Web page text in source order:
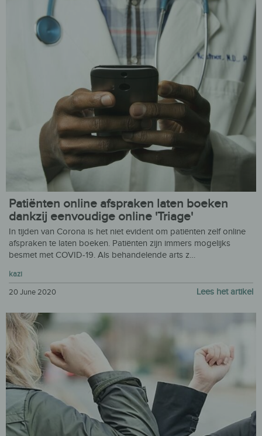
Patiënten online afspraken laten boeken
dankzij eenvoudige online 'Triage'
In tijden van Corona is het niet evident om patiënten zelf online
afspraken te laten boeken. Patiënten zijn immers mogelijks
besmet met COVID-19. Als behandelende arts z…
kazi
20 June 2020 Lees het artikel